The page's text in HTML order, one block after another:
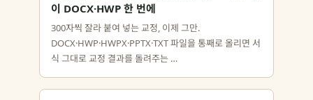
이 DOCX·HWP 한 번에
300자씩 잘라 붙여 넣는 교정, 이제 그만.
DOCX·HWP·HWPX·PPTX·TXT 파일을 통째로 올리면 서
식 그대로 교정 결과를 돌려주는 …